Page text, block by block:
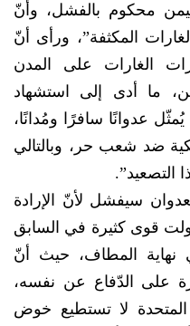
محكوم بالفشل، وأنّ
المكثفة”، ورأى أنّ
الغارات على المدن
ما أدى إلى استشهاد
عدوانًا سافرًا ومُدانًا،
ضد شعب حر، وبالتالي
سيفشل لأنّ الإرادة
قوى كثيرة في السابق
نهاية المطاف، حيث أنّ
على الدّفاع عن نفسه،
لا تستطيع خوض